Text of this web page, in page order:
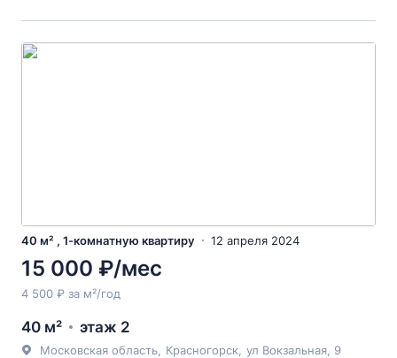
40 м² , 1-комнатную квартиру 12 апреля 2024
15 000 ₽/мес
4 500 ₽ за м²/год
40 м² этаж 2
Московская область Красногорск ул Вокзальная , 9